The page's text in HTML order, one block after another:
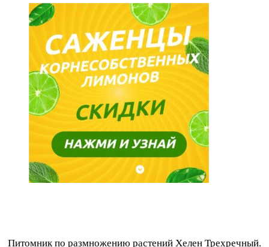
Питомник по размножению растений Хелен Трехречный.